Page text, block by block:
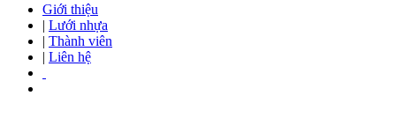
Giới thiệu
| Lưới nhựa
| Thành viên
| Liên hệ